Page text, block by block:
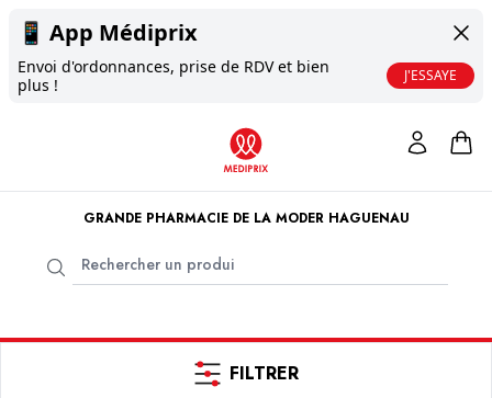
📱 App Médiprix
Envoi d'ordonnances, prise de RDV et bien
plus !
J'ESSAYE
GRANDE PHARMACIE DE LA MODER HAGUENAU
FILTRER